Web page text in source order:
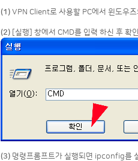
(1) VPN Client로 사용할 PC에서 윈도우
(2) [실행] 창에서 CMD를 입력 하신 후 확
(3) 명령프롬프트가 실행되면 ipconfig를